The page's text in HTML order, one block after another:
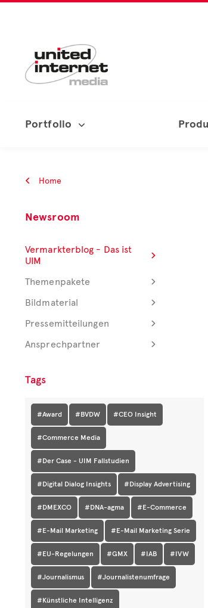
Portfolio
Home
Newsroom
Vermarkterblog - Das ist
UIM
Themenpakete
Bildmaterial
Pressemitteilungen
Ansprechpartner
Tags
#Award #BVDW #CEO Insight
#Commerce Media
#Der Case - UIM Fallstudien
#Digital Dialog Insights #Display Advertising
#DMEXCO #DNA-agma #E-Commerce
#E-Mail Marketing #E-Mail Marketing Serie
#EU-Regelungen #GMX #IAB #IVW
#Journalismus #Journalistenumfrage
#Künstliche Intelligenz